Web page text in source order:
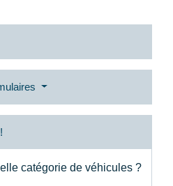
catégorie de véhicules ?